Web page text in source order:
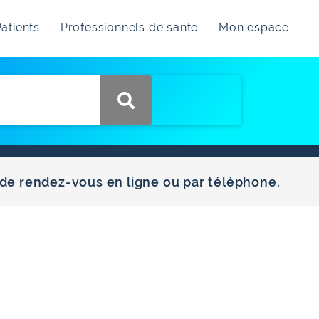
Professionnels de santé Mon espace
rendez-vous en ligne ou par téléphone.